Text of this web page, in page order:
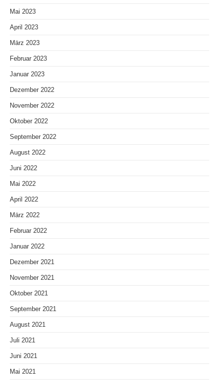
Mai 2023
April 2023
März 2023
Februar 2023
Januar 2023
Dezember 2022
November 2022
Oktober 2022
September 2022
August 2022
Juni 2022
Mai 2022
April 2022
März 2022
Februar 2022
Januar 2022
Dezember 2021
November 2021
Oktober 2021
September 2021
August 2021
Juli 2021
Juni 2021
Mai 2021